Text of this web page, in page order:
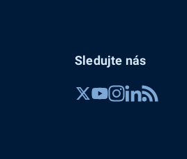
Sledujte nás